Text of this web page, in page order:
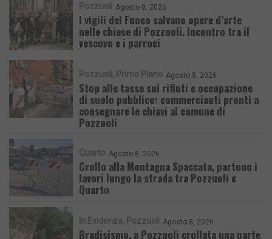
Pozzuoli Agosto 8, 2026
I vigili del Fuoco salvano opere d’arte
nelle chiese di Pozzuoli. Incontro tra il
vescovo e i parroci
Pozzuoli Primo Piano Agosto 8, 2026
Stop alle tasse sui rifiuti e occupazione
di suolo pubblico: commercianti pronti a
consegnare le chiavi al comune di
Pozzuoli
Quarto Agosto 8, 2026
Crollo alla Montagna Spaccata, partono i
lavori lungo la strada tra Pozzuoli e
Quarto
In Evidenza Pozzuoli Agosto 8, 2026
Bradisismo, a Pozzuoli crollata una parte